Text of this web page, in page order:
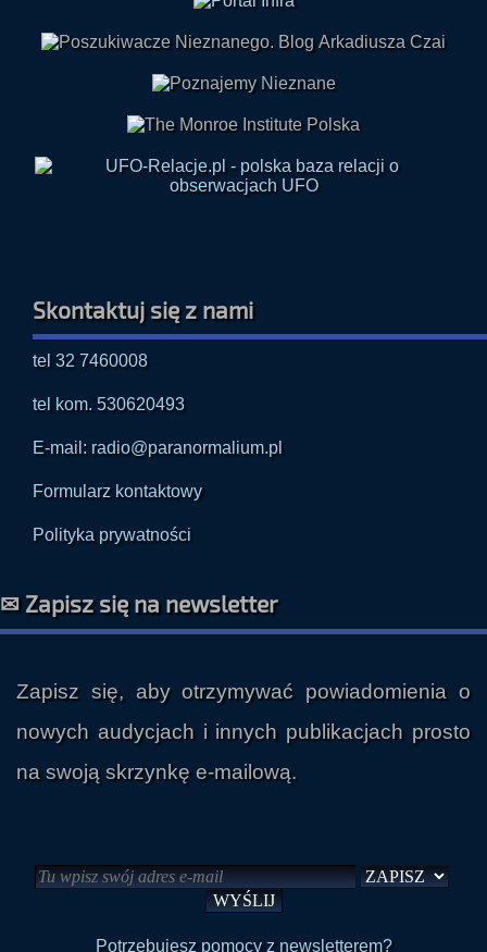
tel 32 7460008
tel kom. 530620493
E-mail: radio@paranormalium.pl
Formularz kontaktowy
Polityka prywatności
nowych audycjach i innych publikacjach prosto
na swoją skrzynkę e-mailową.
Potrzebujesz pomocy z newsletterem?